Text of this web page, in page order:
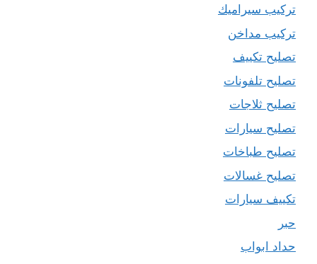
تركيب سيراميك
تركيب مداخن
تصليح تكييف
تصليح تلفونات
تصليح ثلاجات
تصليح سيارات
تصليح طباخات
تصليح غسالات
تكييف سيارات
حبر
حداد ابواب